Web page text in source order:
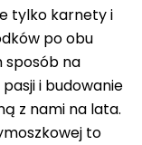
tylko karnety i
po obu
sposób na
i budowanie
z nami na lata.
to